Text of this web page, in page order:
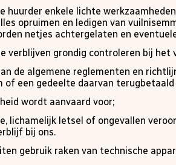
huurder enkele lichte
opruimen en ledigen van
netjes achtergelaten en
verblijven grondig controleren bij het
de algemene reglementen en
of een gedeelte daarvan
wordt aanvaard voor;
lichamelijk letsel of ongevallen
bij ons.
gebruik raken van technische